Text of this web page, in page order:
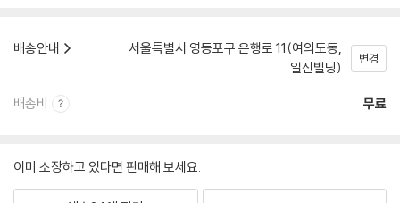
배송안내
서울특별시 영등포구 은행로 11(여의도동,
일신빌딩)
변경
배송비 무료
이미 소장하고 있다면 판매해 보세요.